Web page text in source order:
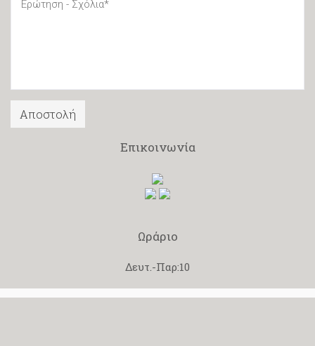
Επικοινωνία
Ωράριο
Δευτ.-Παρ:10